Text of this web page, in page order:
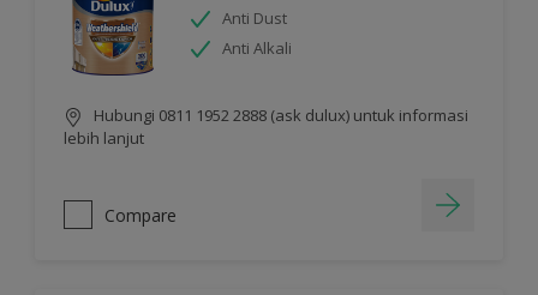
Anti Dust
Anti Alkali
Hubungi 0811 1952 2888 (ask dulux) untuk informasi
lebih lanjut
Compare